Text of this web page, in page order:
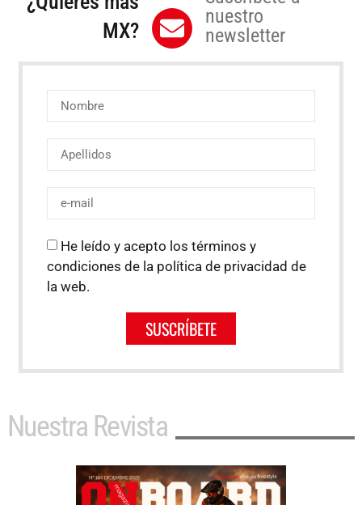
MX?
nuestro
newsletter
He leído y acepto los términos y
condiciones de la política de privacidad de
la web.
SUSCRÍBETE
Nuestra Revista